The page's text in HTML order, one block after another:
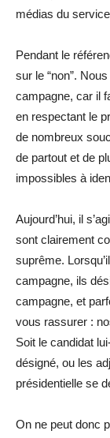
médias du
Pendant le
sur le “non”.
campagne, car il
en respectant le
de nombreux
de partout et de
impossibles à
Aujourd’hui, il
sont clairement
suprême.
campagne, ils
campagne, et
vous rassurer :
Soit le candidat
désigné, ou les
présidentielle se
On ne peut donc